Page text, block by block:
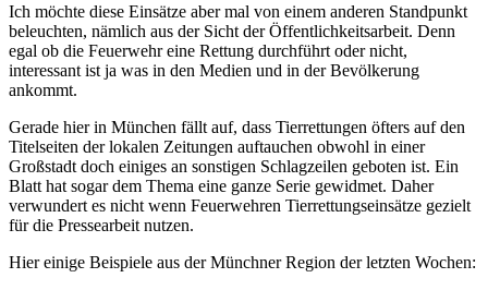
Ich möchte diese Einsätze aber mal von einem anderen Standpunkt
beleuchten, nämlich aus der Sicht der Öffentlichkeitsarbeit. Denn
egal ob die Feuerwehr eine Rettung durchführt oder nicht,
interessant ist ja was in den Medien und in der Bevölkerung
ankommt.
Gerade hier in München fällt auf, dass Tierrettungen öfters auf den
Titelseiten der lokalen Zeitungen auftauchen obwohl in einer
Großstadt doch einiges an sonstigen Schlagzeilen geboten ist. Ein
Blatt hat sogar dem Thema eine ganze Serie gewidmet. Daher
verwundert es nicht wenn Feuerwehren Tierrettungseinsätze gezielt
für die Pressearbeit nutzen.
Hier einige Beispiele aus der Münchner Region der letzten Wochen: